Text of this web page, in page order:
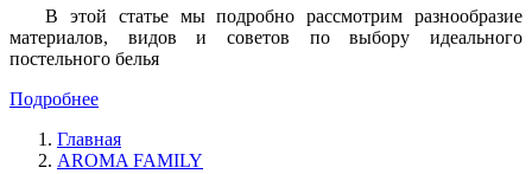
В этой статье мы подробно рассмотрим разнообразие
материалов, видов и советов по выбору идеального
постельного белья
Подробнее
Главная
AROMA FAMILY